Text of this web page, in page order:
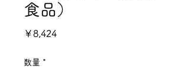
食品）
￥8,424価
数量 *